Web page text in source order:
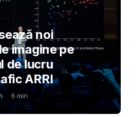
noi
imagine pe
de lucru
ARRI
6 min